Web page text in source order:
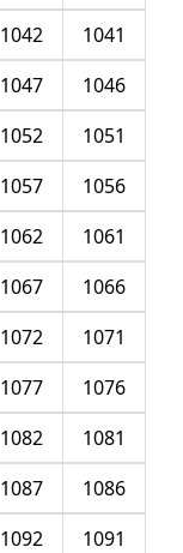
1041
1042
1046
1047
1051
1052
1056
1057
1061
1062
1066
1067
1071
1072
1076
1077
1081
1082
1086
1087
1091
1092